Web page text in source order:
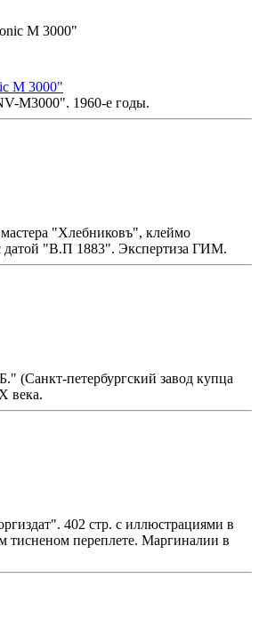
M 3000"
M3000". 1960-е годы.
"Хлебниковъ", клеймо
датой "В.П 1883". Экспертиза ГИМ.
(Санкт-петербургский завод купца
века.
402 стр. с иллюстрациями в
тисненом переплете. Маргиналии в